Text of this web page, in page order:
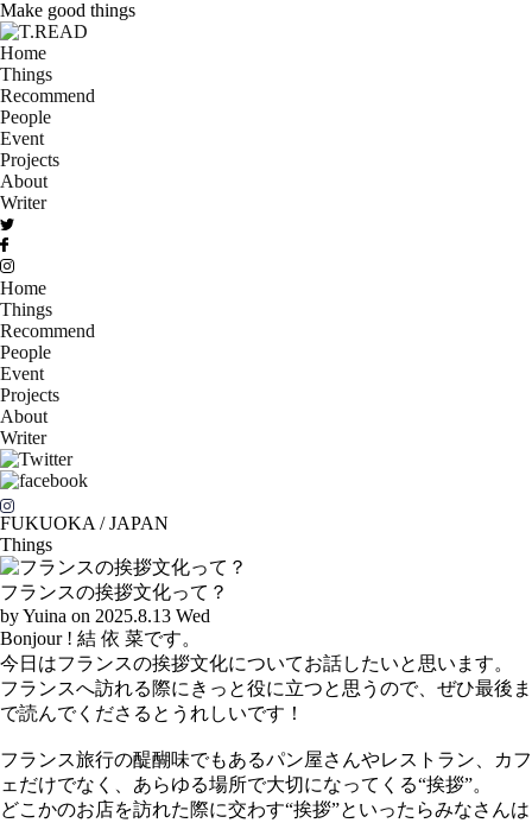
Make good things
Home
Things
Recommend
People
Event
Projects
About
Writer
Home
Things
Recommend
People
Event
Projects
About
Writer
FUKUOKA / JAPAN
Things
フランスの挨拶文化って？
byYuina on 2025.8.13 Wed
Bonjour ! 結 依 菜です。
今日はフランスの挨拶文化についてお話したいと思います。
フランスへ訪れる際にきっと役に立つと思うので、ぜひ最後ま
で読んでくださるとうれしいです！
フランス旅行の醍醐味でもあるパン屋さんやレストラン、カフ
ェだけでなく、あらゆる場所で大切になってくる“挨拶”。
どこかのお店を訪れた際に交わす“挨拶”といったらみなさんは